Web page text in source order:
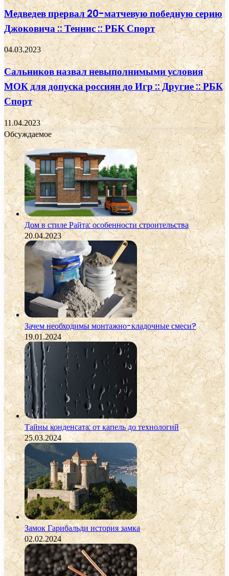
Медведев прервал 20-матчевую победную серию
Джоковича :: Теннис :: РБК Спорт
04.03.2023
Сальников назвал невыполнимыми условия
МОК для допуска россиян до Игр :: Другие :: РБК
Спорт
11.04.2023
Обсуждаемое
Дом в стиле Райта: особенности строительства
20.04.2023
Зачем необходимы монтажно-кладочные смеси?
19.01.2024
Тайны конденсата: от капель до технологий
25.03.2024
Замок Гарибальди история замка
02.02.2024